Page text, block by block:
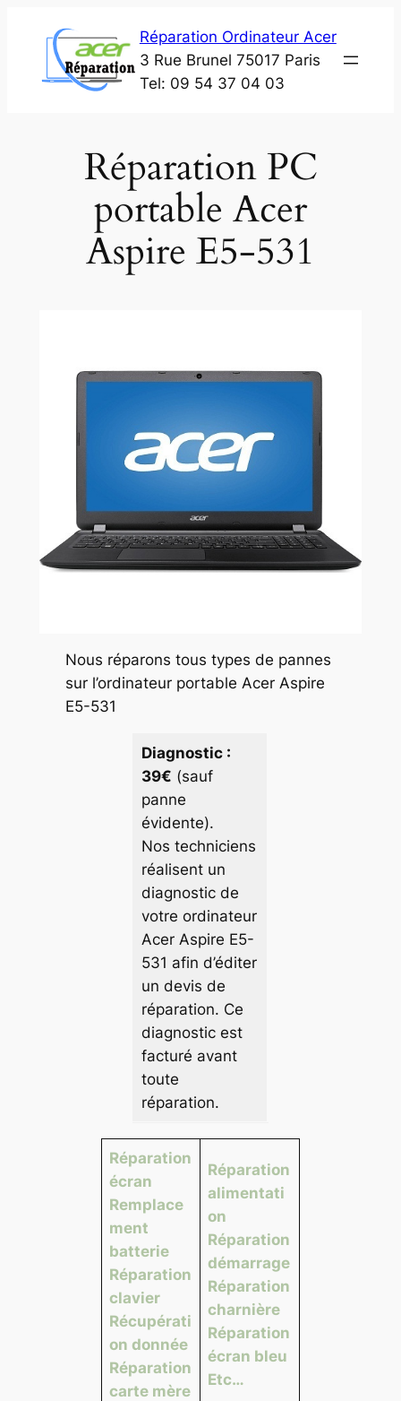
contenu
Réparation Ordinateur Acer
3 Rue Brunel 75017 Paris
Tel: 09 54 37 04 03
Réparation PC
portable Acer
Aspire E5-531
Nous réparons tous types de pannes
sur l’ordinateur portable Acer Aspire
E5-531
Diagnostic :
39€ (sauf
panne
évidente).
Nos techniciens
réalisent un
diagnostic de
votre ordinateur
Acer Aspire E5-
531 afin d’éditer
un devis de
réparation. Ce
diagnostic est
facturé avant
toute
réparation.
Réparation
écran
Remplace
ment
batterie
Réparation
clavier
Récupérati
on donnée
Réparation
carte mère
Réparation
alimentati
on
Réparation
démarrage
Réparation
charnière
Réparation
écran bleu
Etc…